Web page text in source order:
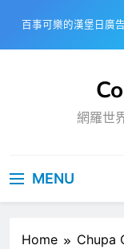
content
百事可樂的漢堡日廣
戴著
感動落淚也笑到流淚
網羅世
MENU
Home Chupa